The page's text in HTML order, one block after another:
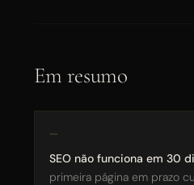
R$ 150 mil — R$ 500
Em resumo
SEO não funciona em 30
primeira página em prazo